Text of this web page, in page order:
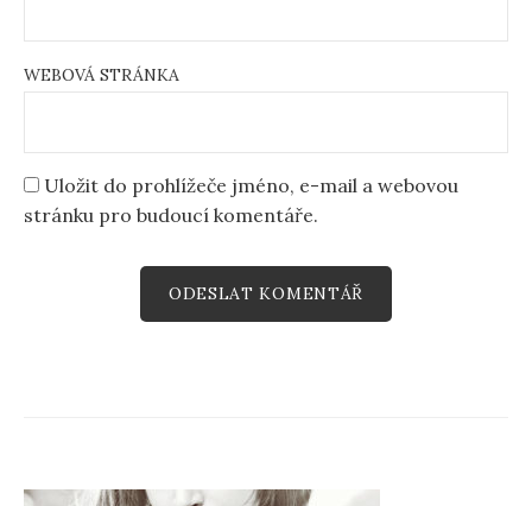
WEBOVÁ STRÁNKA
Uložit do prohlížeče jméno, e-mail a webovou
stránku pro budoucí komentáře.